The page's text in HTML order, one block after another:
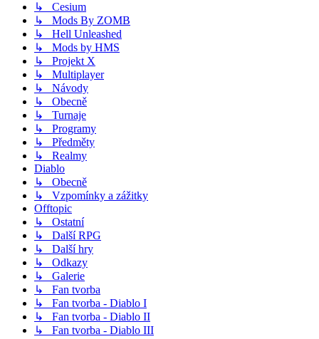
↳ Cesium
↳ Mods By ZOMB
↳ Hell Unleashed
↳ Mods by HMS
↳ Projekt X
↳ Multiplayer
↳ Návody
↳ Obecně
↳ Turnaje
↳ Programy
↳ Předměty
↳ Realmy
Diablo
↳ Obecně
↳ Vzpomínky a zážitky
Offtopic
↳ Ostatní
↳ Další RPG
↳ Další hry
↳ Odkazy
↳ Galerie
↳ Fan tvorba
↳ Fan tvorba - Diablo I
↳ Fan tvorba - Diablo II
↳ Fan tvorba - Diablo III